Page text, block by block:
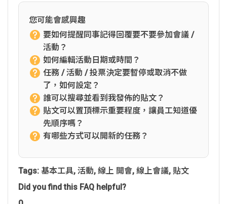
您可能會感興趣
要如何提醒同事記得回覆要不要參加會議 /
活動？
如何編輯活動日期或時間？
任務 / 活動 / 投票決定要暫停或取消不做
了，如何設定？
誰可以搜尋並看到我發佈的貼文？
貼文可以置頂標示重要程度，讓員工知道優
先順序嗎？
有哪些方式可以開新的任務？
Tags: 基本工具, 活動, 線上 開會, 線上會議, 貼文
Did you find this FAQ helpful?